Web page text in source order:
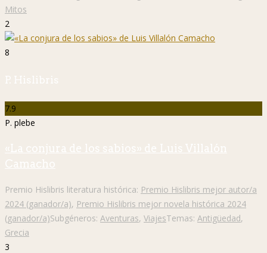
Mitos
2
8
P. Hislibris
7.9
P. plebe
«La conjura de los sabios» de Luis Villalón
Camacho
Premio Hislibris literatura histórica: Premio Hislibris mejor autor/a
2024 (ganador/a), Premio Hislibris mejor novela histórica 2024
(ganador/a)Subgéneros: Aventuras, ViajesTemas: Antigüedad,
Grecia
3